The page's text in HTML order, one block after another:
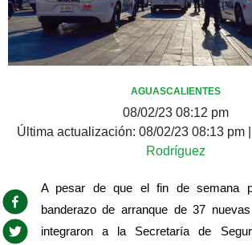
AGUASCALIENTES
08/02/23 08:12 pm
Última actualización: 08/02/23 08:13 pm
Rodríguez
A pesar de que el fin de semana
banderazo de arranque de 37
integraron a la Secretaría de